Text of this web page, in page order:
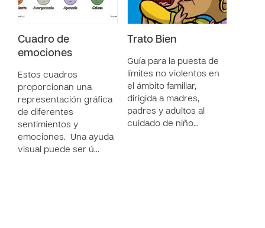
Cuadro de
emociones
Estos cuadros
proporcionan una
representación gráfica
de diferentes
sentimientos y
emociones. Una ayuda
visual puede ser ú…
Trato Bien
Guía para la puesta de
límites no violentos en
el ámbito familiar,
dirigida a madres,
padres y adultos al
cuidado de niño…